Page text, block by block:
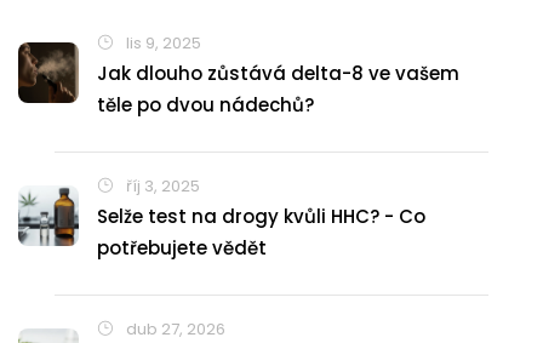
lis 9, 2025
Jak dlouho zůstává delta-8 ve vašem
těle po dvou nádechů?
říj 3, 2025
Selže test na drogy kvůli HHC? - Co
potřebujete vědět
dub 27, 2026